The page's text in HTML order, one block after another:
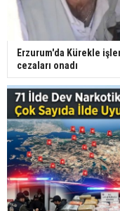
Erzurum'da Kürekle
cezaları onadı